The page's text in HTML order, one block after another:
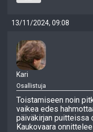
13/11/2024, 09:08
Kari
Osallistuja
Toistamiseen noin
vaikea edes
päiväkirjan puitteissa
Kaukovaara